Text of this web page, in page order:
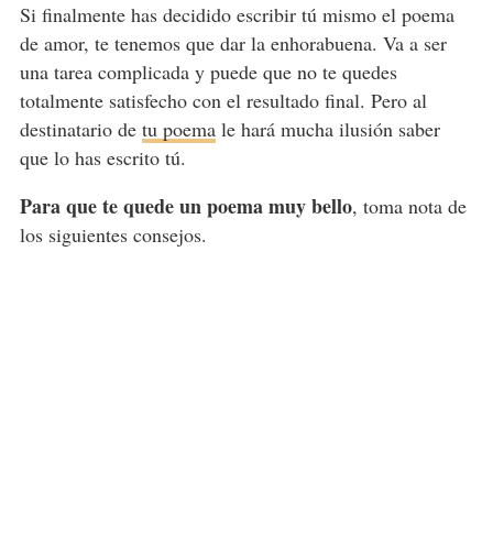
Si finalmente has decidido escribir tú mismo el poema
de amor, te tenemos que dar la enhorabuena. Va a ser
una tarea complicada y puede que no te quedes
totalmente satisfecho con el resultado final. Pero al
destinatario de tu poemale hará mucha ilusión saber
que lo has escrito tú.
Para que te quede un poema muy bello, toma nota de
los siguientes consejos.